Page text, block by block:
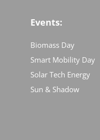
Events:
Biomass Day
Smart Mobility Day
Solar Tech Energy
Sun & Shadow